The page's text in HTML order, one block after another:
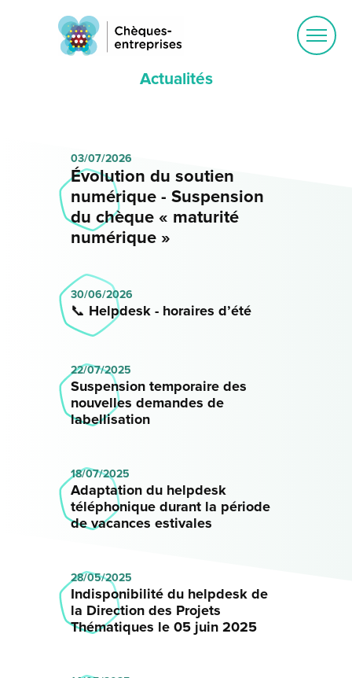
Actualités
03/07/2026
Évolution du soutien
numérique - Suspension
du chèque « maturité
numérique »
30/06/2026
📞 Helpdesk - horaires d’été
22/07/2025
Suspension temporaire des
nouvelles demandes de
labellisation
18/07/2025
Adaptation du helpdesk
téléphonique durant la période
de vacances estivales
28/05/2025
Indisponibilité du helpdesk de
la Direction des Projets
Thématiques le 05 juin 2025
Ouvrir
le